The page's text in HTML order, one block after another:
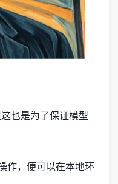
也是为了保证模型
作，便可以在本地环